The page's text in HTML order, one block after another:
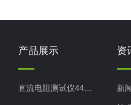
产品展示
直流电阻测试仪44系列
资
新